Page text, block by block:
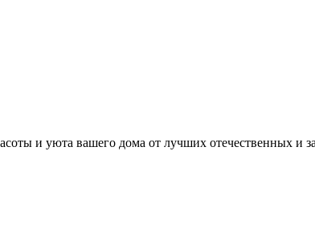
и уюта вашего дома от лучших отечественных и